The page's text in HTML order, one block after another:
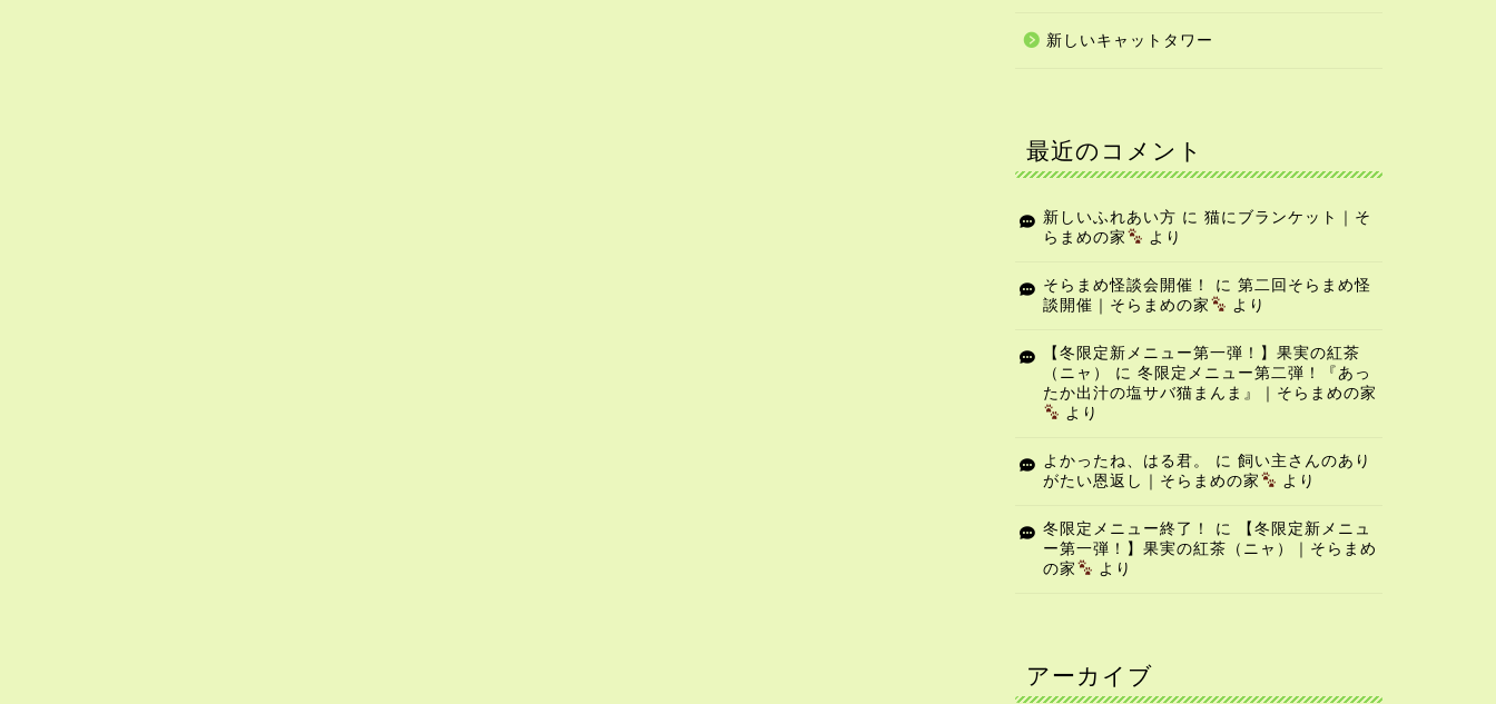
新しいキャットタワー
最近のコメント
新しいふれあい方 に 猫にブランケット｜そ
らまめの家
より
そらまめ怪談会開催！ に 第二回そらまめ怪
談開催｜そらまめの家
より
【冬限定新メニュー第一弾！】果実の紅茶
（ニャ）
に 冬限定メニュー第二弾！『あっ
たか出汁の塩サバ猫まんま』｜そらまめの家
より
よかったね、はる君。 に 飼い主さんのあり
がたい恩返し｜そらまめの家
より
冬限定メニュー終了！ に
【冬限定新メニュ
ー第一弾！】果実の紅茶（ニャ）｜そらまめ
の家
より
アーカイブ